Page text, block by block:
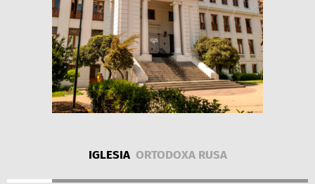
IGLESIA ORTODOXA RUSA